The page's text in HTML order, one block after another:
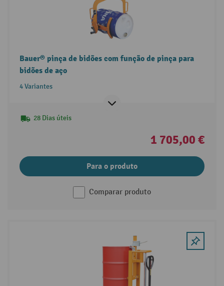
Bauer® pinça de bidões com função de pinça para
bidões de aço
4 Variantes
28 Dias úteis
1 705,00 €
Para o produto
Comparar produto